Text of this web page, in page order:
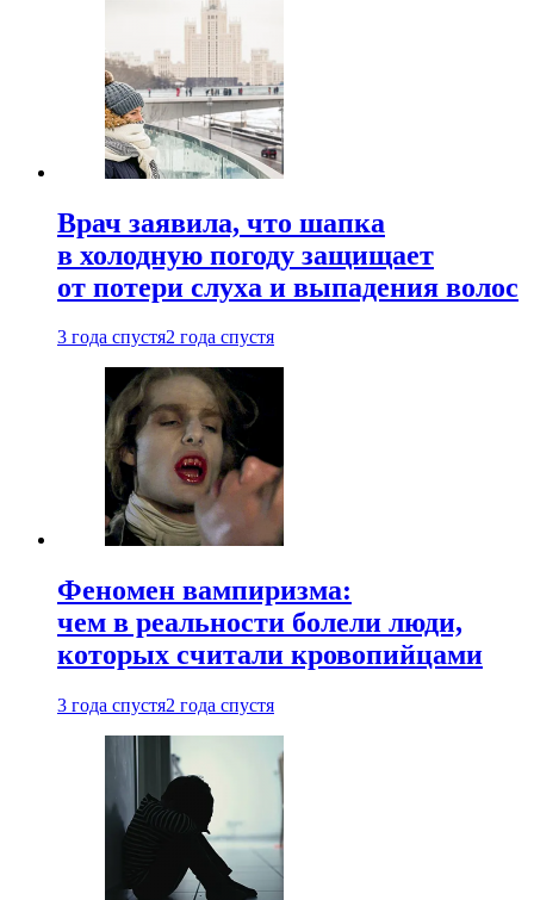
Врач заявила, что шапка
в холодную погоду защищает
от потери слуха и выпадения волос
3 года спустя2 года спустя
Феномен вампиризма:
чем в реальности болели люди,
которых считали кровопийцами
3 года спустя2 года спустя